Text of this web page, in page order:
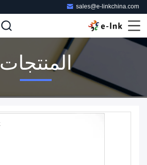
sales@e-linkchina.com
المنتجات